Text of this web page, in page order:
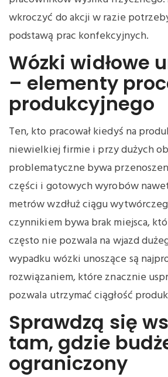
wkroczyć do akcji w razie
podstawą prac konfekcyjnych.
Wózki widłowe
– elementy
produkcyjnego
Ten, kto pracował kiedyś na
niewielkiej firmie i przy dużych
problematyczne bywa
części i gotowych wyrobów
metrów wzdłuż ciągu
czynnikiem bywa brak miejsca,
często nie pozwala na wjazd
wypadku wózki unoszące są
rozwiązaniem, które znacznie
pozwala utrzymać ciągłość
Sprawdzą się
tam, gdzie
ograniczony